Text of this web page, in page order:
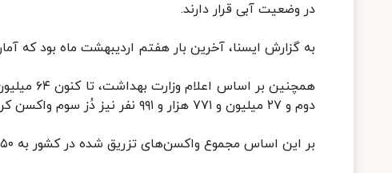
در وضعیت آبی قرار دارند.
به گزارش ایسنا، آخرین بار هفتم اردیبهشت ماه بود که آمار مبتلایان به
دوم و ۲۷ میلیون و ۷۷۱ هزار و ۹۹۱ نفر نیز دُز سوم واکسن کرونا را در کشور تزریق کرده‌اند.
بر این اساس مجموع واکسن‌های تزریق شده در کشور به ۱۵۰ میلیون و ۴۳۸ هزار و ۴۴۲ دُز رسید.